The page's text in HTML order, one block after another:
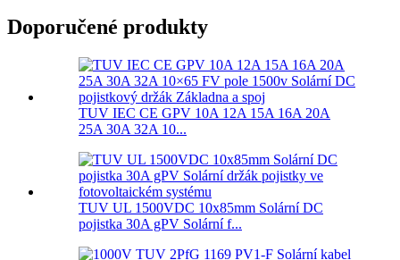
Doporučené produkty
TUV IEC CE GPV 10A 12A 15A 16A 20A
25A 30A 32A 10...
TUV UL 1500VDC 10x85mm Solární DC
pojistka 30A gPV Solární f...